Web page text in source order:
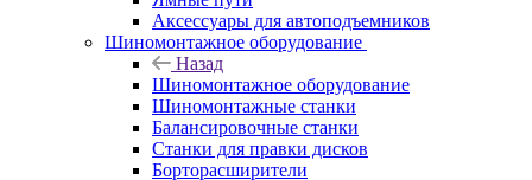
Аксессуары для автоподъемников
Шиномонтажное оборудование
Назад
Шиномонтажное оборудование
Шиномонтажные станки
Балансировочные станки
Станки для правки дисков
Борторасширители